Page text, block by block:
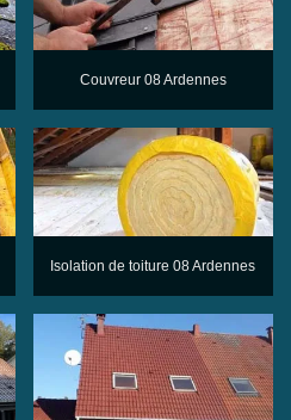
Couvreur 08 Ardennes
Isolation de toiture 08 Ardennes